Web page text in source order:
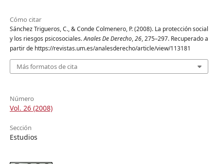
Cómo citar
Sánchez Trigueros, C., & Conde Colmenero, P. (2008). La protección social
y los riesgos psicosociales.Anales De Derecho,26, 275–297. Recuperado a
partir de https://revistas.um.es/analesderecho/article/view/113181
Más formatos de cita
Número
Vol. 26 (2008)
Sección
Estudios